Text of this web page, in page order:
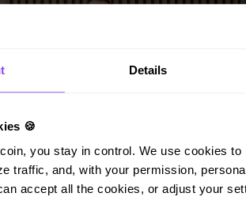
Details
🍪
you stay in control. We use cookies to
traffic, and, with your permission,
accept all the cookies, or adjust your